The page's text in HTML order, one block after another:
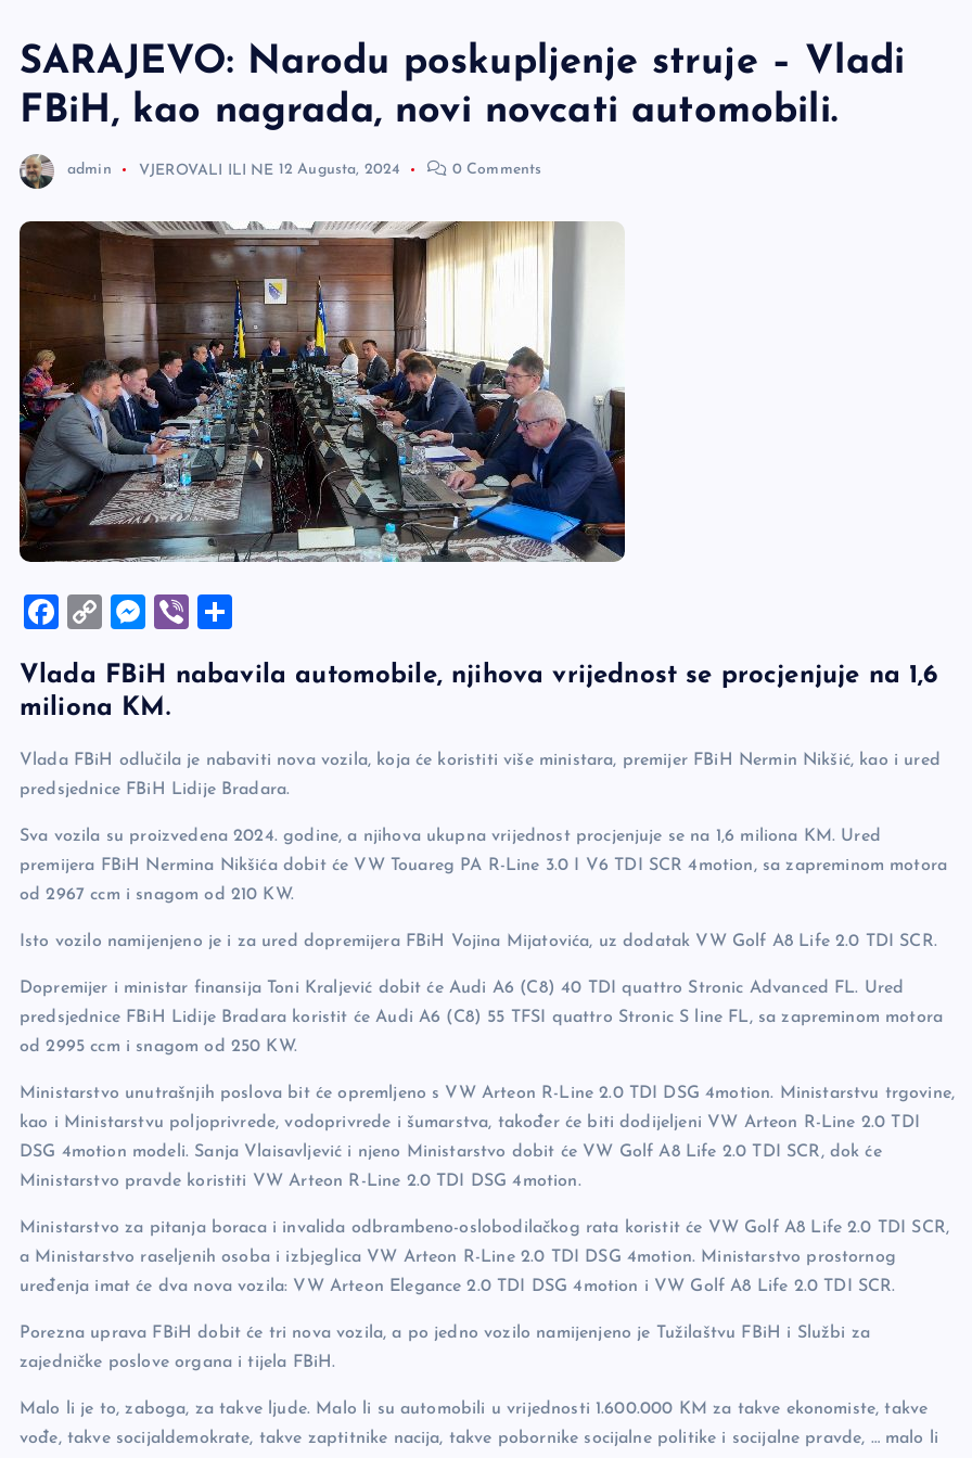
SARAJEVO: Narodu poskupljenje struje – Vladi
FBiH, kao nagrada, novi novcati automobili.
admin VJEROVALI ILI NE 12 Augusta, 2024 0 Comments
F
c
e
b
o
k
C
p
y
Li
n
M
se
n
g
er
Vi
er ar
Vlada FBiH nabavila automobile, njihova vrijednost se procjenjuje na 1,6
miliona KM.
Vlada FBiH odlučila je nabaviti nova vozila, koja će koristiti više ministara, premijer FBiH Nermin Nikšić, kao i ured
predsjednice FBiH Lidije Bradara.
Sva vozila su proizvedena 2024. godine, a njihova ukupna vrijednost procjenjuje se na 1,6 miliona KM. Ured
premijera FBiH Nermina Nikšića dobit će VW Touareg PA R-Line 3.0 I V6 TDI SCR 4motion, sa zapreminom motora
od 2967 ccm i snagom od 210 KW.
Isto vozilo namijenjeno je i za ured dopremijera FBiH Vojina Mijatovića, uz dodatak VW Golf A8 Life 2.0 TDI SCR.
Dopremijer i ministar finansija Toni Kraljević dobit će Audi A6 (C8) 40 TDI quattro Stronic Advanced FL. Ured
predsjednice FBiH Lidije Bradara koristit će Audi A6 (C8) 55 TFSI quattro Stronic S line FL, sa zapreminom motora
od 2995 ccm i snagom od 250 KW.
Ministarstvo unutrašnjih poslova bit će opremljeno s VW Arteon R-Line 2.0 TDI DSG 4motion. Ministarstvu trgovine,
kao i Ministarstvu poljoprivrede, vodoprivrede i šumarstva, također će biti dodijeljeni VW Arteon R-Line 2.0 TDI
DSG 4motion modeli. Sanja Vlaisavljević i njeno Ministarstvo dobit će VW Golf A8 Life 2.0 TDI SCR, dok će
Ministarstvo pravde koristiti VW Arteon R-Line 2.0 TDI DSG 4motion.
Ministarstvo za pitanja boraca i invalida odbrambeno-oslobodilačkog rata koristit će VW Golf A8 Life 2.0 TDI SCR,
a Ministarstvo raseljenih osoba i izbjeglica VW Arteon R-Line 2.0 TDI DSG 4motion. Ministarstvo prostornog
uređenja imat će dva nova vozila: VW Arteon Elegance 2.0 TDI DSG 4motion i VW Golf A8 Life 2.0 TDI SCR.
Porezna uprava FBiH dobit će tri nova vozila, a po jedno vozilo namijenjeno je Tužilaštvu FBiH i Službi za
zajedničke poslove organa i tijela FBiH.
Malo li je to, zaboga, za takve ljude. Malo li su automobili u vrijednosti 1.600.000 KM za takve ekonomiste, takve
vođe, takve socijaldemokrate, takve zaptitnike nacija, takve pobornike socijalne politike i socijalne pravde, … malo li